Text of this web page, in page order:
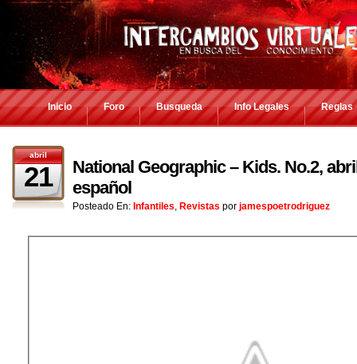
Inicio Foro Busqueda Info Legales Reglas
abril
21
National Geographic – Kids. No.2,
español
Posteado En: Infantiles, Revistas por jamespoetrodriguez